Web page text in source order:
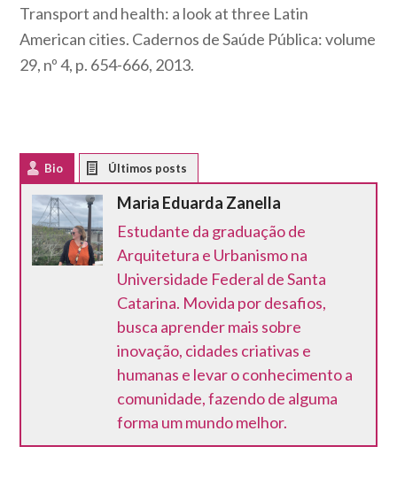
Transport and health: a look at three Latin
American cities. Cadernos de Saúde Pública: volume
29, nº 4, p. 654-666, 2013.
Bio
Maria Eduarda Zanella
Estudante da graduação de
Arquitetura e Urbanismo na
Universidade Federal de Santa
Catarina. Movida por desafios,
busca aprender mais sobre
inovação, cidades criativas e
humanas e levar o conhecimento a
comunidade, fazendo de alguma
forma um mundo melhor.